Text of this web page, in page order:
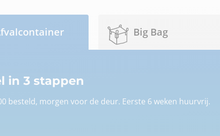
Big Bag
in 3 stappen
besteld, morgen voor de deur. Eerste 6 weken huurvrij.